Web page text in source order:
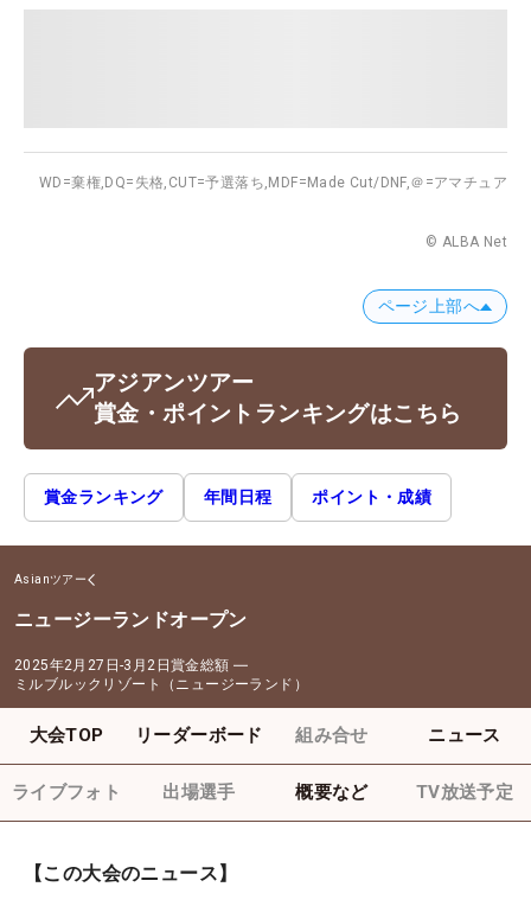
WD=棄権, DQ=失格, CUT=予選落ち, MDF=Made Cut/DNF,＠=アマチュア
© ALBA Net
ページ上部へ
アジアンツアー
賞金・ポイントランキングはこちら
賞金ランキング 年間日程 ポイント・成績
Asianツアー
ニュージーランドオープン
2025年2月27日-3月2日賞金総額 ―
ミルブルックリゾート（ニュージーランド）
大会TOP リーダーボード 組み合せ ニュース
ライブフォト 出場選手 概要など TV放送予定
【この大会のニュース】